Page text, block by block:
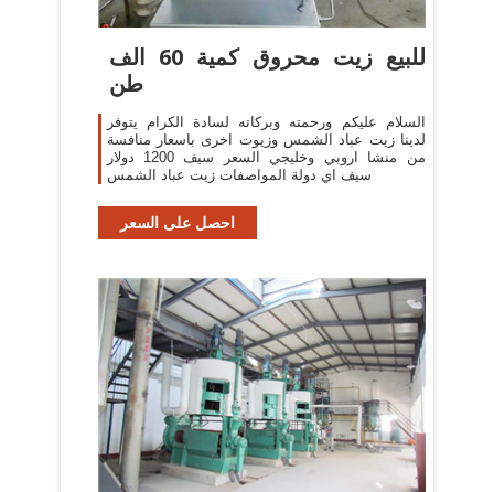
للبيع زيت محروق كمية 60 الف
طن
السلام عليكم ورحمته وبركاته لسادة الكرام يتوفر
لدينا زيت عباد الشمس وزيوت اخرى باسعار منافسة
من منشا اروبي وخليجي السعر سيف 1200 دولار
سيف اي دولة المواصفات زيت عباد الشمس
احصل على السعر